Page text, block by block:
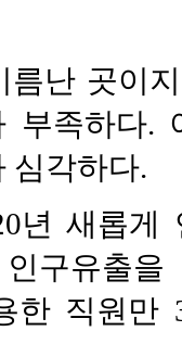
름난 곳이
부족하다
심각하다.
년 새롭
구유출
한 직원만